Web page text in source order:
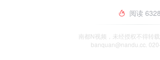
阅读 6328
南都N视频，未经授权不得转
banquan@nandu.cc.